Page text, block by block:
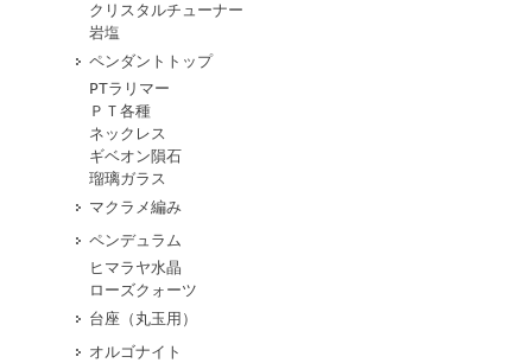
クリスタルチューナー
岩塩
ペンダントトップ
PTラリマー
ＰＴ各種
ネックレス
ギベオン隕石
瑠璃ガラス
マクラメ編み
ペンデュラム
ヒマラヤ水晶
ローズクォーツ
台座（丸玉用）
オルゴナイト